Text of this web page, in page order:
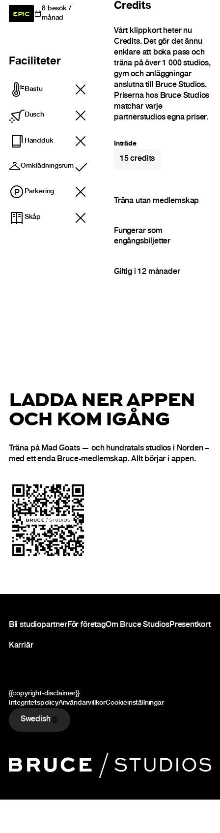
EPIC 8besök /
månad
Faciliteter
Bastu
Dusch
Handduk
Omklädningsrum
Ingår
Parkering
Skåp
Credits
Vårt klippkort heter nu
Credits. Det gör det ännu
enklare att boka pass och
träna på över 1 000 studios,
gym och anläggningar
anslutna till Bruce Studios.
Priserna hos Bruce Studios
matchar varje
partnerstudios egna priser.
Inträde
15credits
Träna utan medlemskap
Fungerar som
engångsbiljetter
Giltig i 12 månader
LADDA NER APPEN
OCH KOM IGÅNG
Träna på Mad Goats — och hundratals studios i Norden –
med ett enda Bruce-medlemskap. Allt börjar i appen.
Bli studiopartnerFör företagOm Bruce StudiosPresentkort
Karriär
{{copyright-disclaimer}}
IntegritetspolicyAnvändarvillkorCookieinställningar
Swedish